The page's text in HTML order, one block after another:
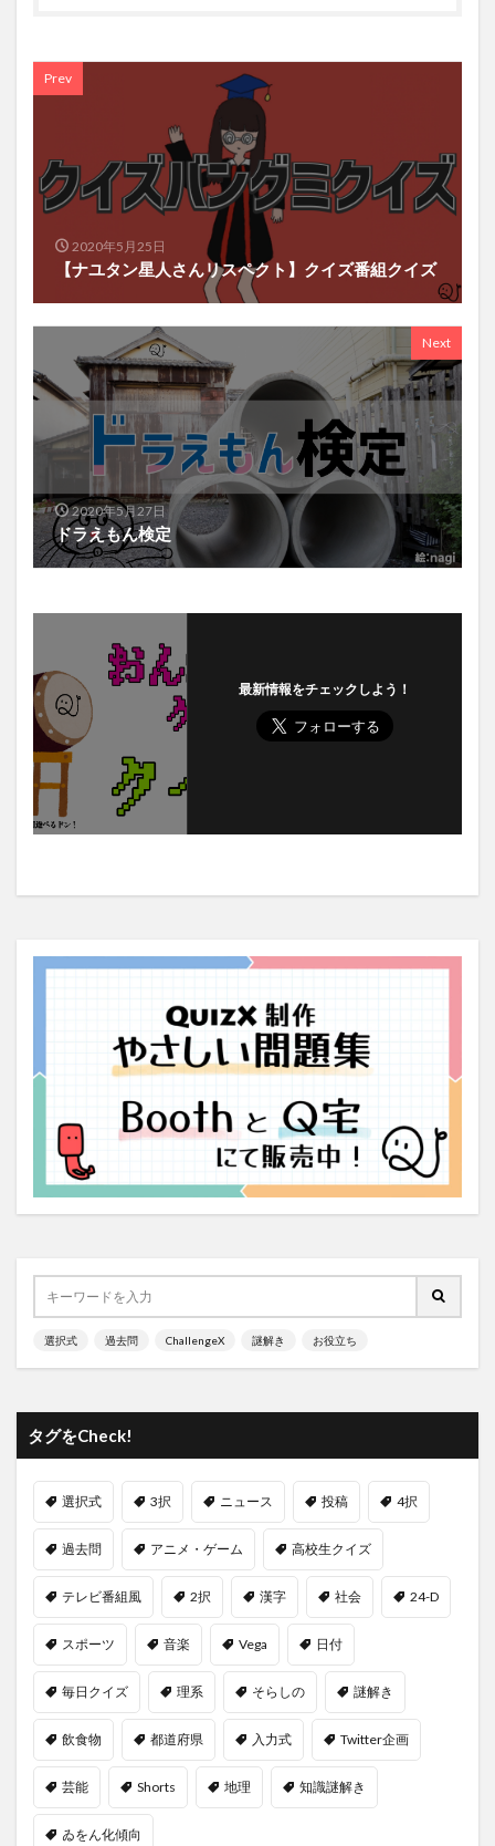
Prev
2020年5月25日
【ナユタン星人さんリスペクト】クイズ番組クイズ
Next
2020年5月27日
ドラえもん検定
最新情報をチェックしよう！
選択式 過去問 ChallengeX 謎解き お役立ち
タグをCheck!
選択式 3択 ニュース 投稿 4択
過去問 アニメ・ゲーム 高校生クイズ
テレビ番組風 2択 漢字 社会 24-D
スポーツ 音楽 Vega 日付
毎日クイズ 理系 そらしの 謎解き
飲食物 都道府県 入力式 Twitter企画
芸能 Shorts 地理 知識謎解き
ゐをん化傾向